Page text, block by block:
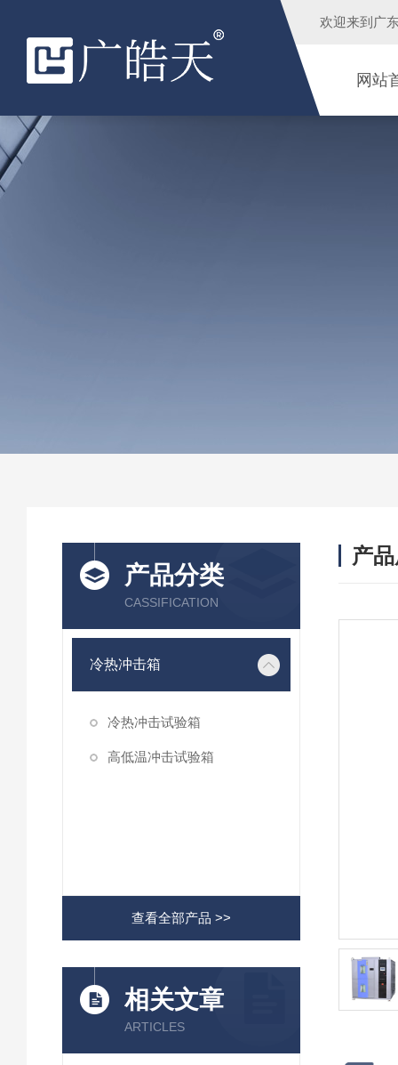
欢迎来到 广
网站
产品分类
CASSIFICATION
冷热冲击箱
冷热冲击试验箱
高低温冲击试验箱
查看全部产品 >>
相关文章
ARTICLES
产